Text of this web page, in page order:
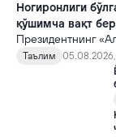
Ногиронлиги
қўшимча вақт
Президентнинг
таълим ва
тўғрисида»ги
янги
Таълим
05.08.2026,